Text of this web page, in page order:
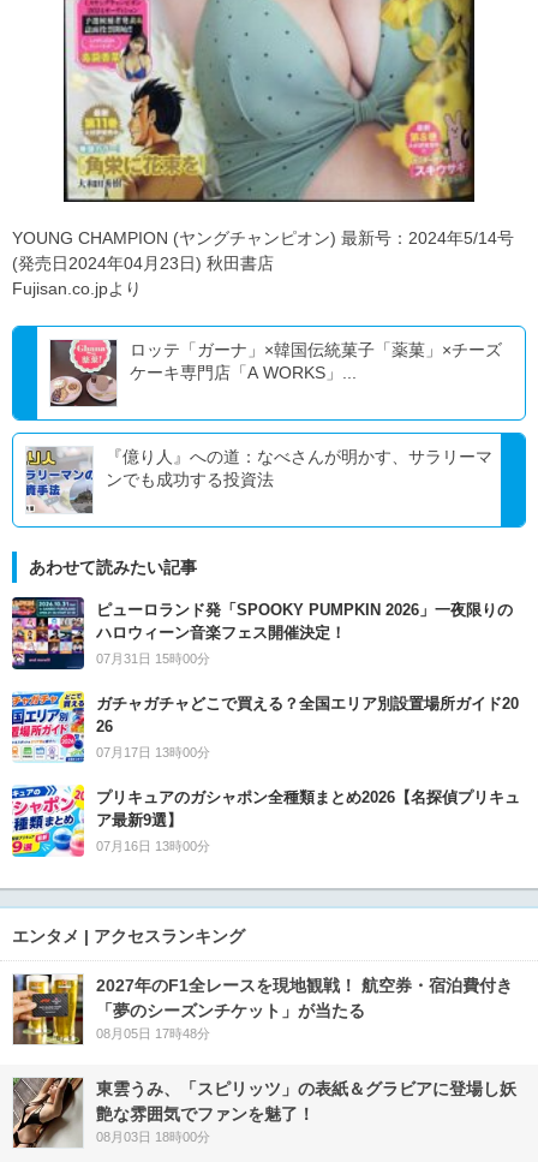
YOUNG CHAMPION (ヤングチャンピオン) 最新号：2024年5/14号
(発売日2024年04月23日) 秋田書店
Fujisan.co.jpより
ロッテ「ガーナ」×韓国伝統菓子「薬菓」×チーズ
ケーキ専門店「A WORKS」...
『億り人』への道：なべさんが明かす、サラリーマ
ンでも成功する投資法
あわせて読みたい記事
ピューロランド発「SPOOKY PUMPKIN 2026」一夜限りの
ハロウィーン音楽フェス開催決定！
07月31日 15時00分
ガチャガチャどこで買える？全国エリア別設置場所ガイド20
26
07月17日 13時00分
プリキュアのガシャポン全種類まとめ2026【名探偵プリキュ
ア最新9選】
07月16日 13時00分
エンタメ | アクセスランキング
2027年のF1全レースを現地観戦！ 航空券・宿泊費付き
「夢のシーズンチケット」が当たる
08月05日 17時48分
東雲うみ、「スピリッツ」の表紙＆グラビアに登場し妖
艶な雰囲気でファンを魅了！
08月03日 18時00分